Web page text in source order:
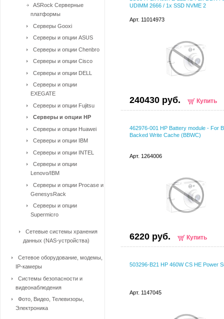
UDIMM 2666 / 1x SSD NVME 2
Арт. 11014973
240430 руб. Купить
462976-001 HP Battery module - For
Backed Write Cache (BBWC)
Арт. 1264006
6220 руб. Купить
503296-B21 HP 460W CS HE Power
Арт. 1147045
ASRock Серверные
платформы
Серверы Gooxi
Серверы и опции ASUS
Серверы и опции Chenbro
Серверы и опции Cisco
Серверы и опции DELL
Серверы и опции
EXEGATE
Серверы и опции Fujitsu
Серверы и опции HP
Серверы и опции Huawei
Серверы и опции IBM
Серверы и опции INTEL
Серверы и опции
Lenovo/IBM
Серверы и опции Procase и
GenesysRack
Серверы и опции
Supermicro
Сетевые системы хранения
данных (NAS-устройства)
Сетевое оборудование, модемы,
IP-камеры
Системы безопасности и
видеонаблюдения
Фото, Видео, Телевизоры,
Электроника